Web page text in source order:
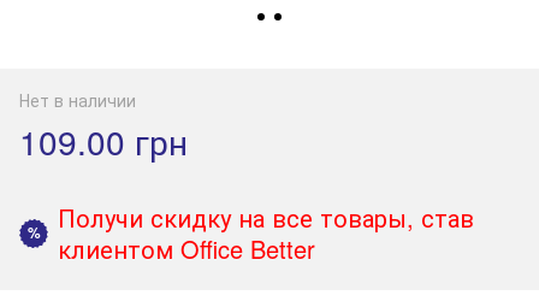
Нет в наличии
109.00 грн
%
Получи скидку на все товары, став
клиентом Office Better